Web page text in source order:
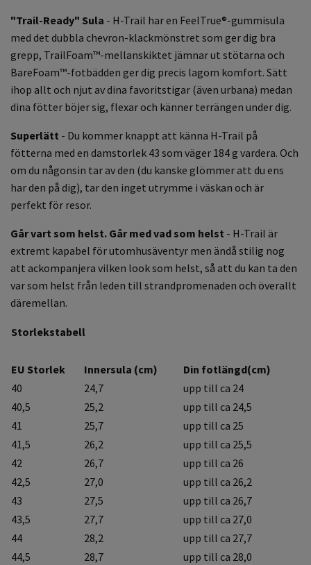
"Trail-Ready" Sula - H-Trail har en FeelTrue®-gummisula
med det dubbla chevron-klackmönstret som ger dig bra
grepp, TrailFoam™-mellanskiktet jämnar ut stötarna och
BareFoam™-fotbädden ger dig precis lagom komfort. Sätt
ihop allt och njut av dina favoritstigar (även urbana) medan
dina fötter böjer sig, flexar och känner terrängen under dig.
Superlätt - Du kommer knappt att känna H-Trail på
fötterna med en damstorlek 43 som väger 184 g vardera. Och
om du någonsin tar av den (du kanske glömmer att du ens
har den på dig), tar den inget utrymme i väskan och är
perfekt för resor.
Går vart som helst. Går med vad som helst - H-Trail är
extremt kapabel för utomhusäventyr men ändå stilig nog
att ackompanjera vilken look som helst, så att du kan ta den
var som helst från leden till strandpromenaden och överallt
däremellan.
Storlekstabell
EU Storlek Innersula (cm)
Din fotlängd(cm)
40
24,7
upp till ca 24
40,5
25,2
upp till ca 24,5
41
25,7
upp till ca 25
41,5
26,2
upp till ca 25,5
42
26,7
upp till ca 26
42,5
27,0
upp till ca 26,2
43
27,5
upp till ca 26,7
43,5
27,7
upp till ca 27,0
44
28,2
upp till ca 27,7
44,5
28,7
upp till ca 28,0